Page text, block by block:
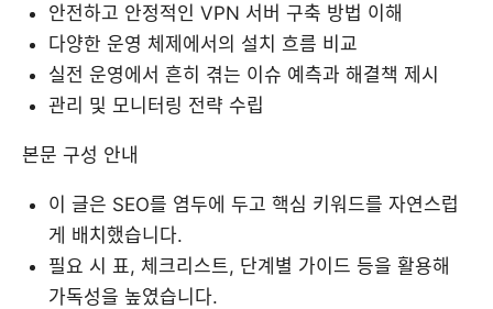
안전하고 안정적인 VPN 서버 구축 방법 이해
다양한 운영 체제에서의 설치 흐름 비교
실전 운영에서 흔히 겪는 이슈 예측과 해결책 제시
관리 및 모니터링 전략 수립
본문 구성 안내
이 글은 SEO를 염두에 두고 핵심 키워드를 자연스럽
게 배치했습니다.
필요 시 표, 체크리스트, 단계별 가이드 등을 활용해
가독성을 높였습니다.